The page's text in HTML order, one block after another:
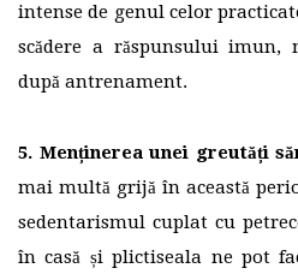
intense de genul celor
scădere a răspunsului
după antrenament.
5. Menținerea unei greutăți
mai multă grijă în această
sedentarismul cuplat cu
în casă și plictiseala ne pot